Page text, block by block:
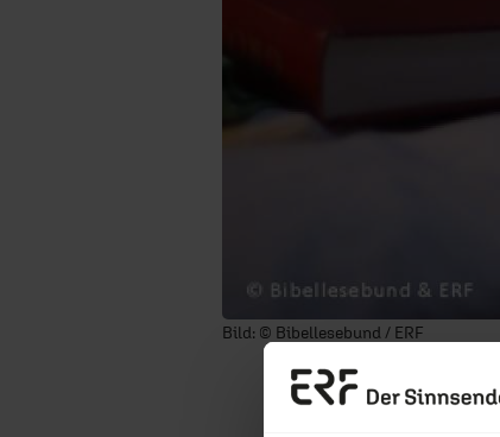
Bild: © Bibellesebund / ERF
Diese Sendung ist